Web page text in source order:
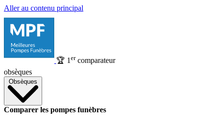
Aller au contenu principal
🏆 1 ercomparateur
obsèques
Obsèques
Comparer les pompes funèbres